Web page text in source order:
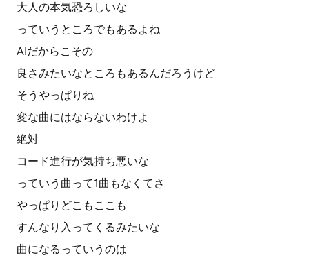
大人の本気恐ろしいな
っていうところでもあるよね
AIだからこその
良さみたいなところもあるんだろうけど
そうやっぱりね
変な曲にはならないわけよ
絶対
コード進行が気持ち悪いな
っていう曲って1曲もなくてさ
やっぱりどこもここも
すんなり入ってくるみたいな
曲になるっていうのは